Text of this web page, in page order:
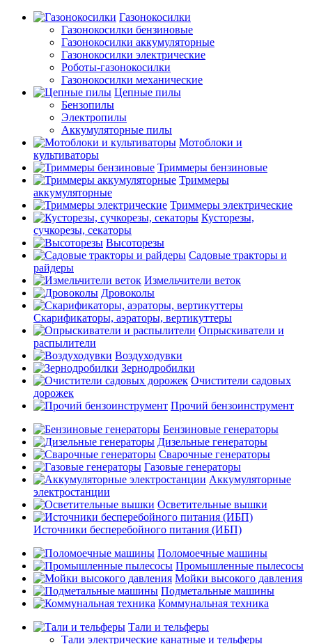
Газонокосилки
Газонокосилки бензиновые
Газонокосилки аккумуляторные
Газонокосилки электрические
Роботы-газонокосилки
Газонокосилки механические
Цепные пилы
Бензопилы
Электропилы
Аккумуляторные пилы
Мотоблоки и
культиваторы
Триммеры бензиновые
Триммеры
аккумуляторные
Триммеры электрические
Кусторезы,
сучкорезы, секаторы
Высоторезы
Садовые тракторы и
райдеры
Измельчители веток
Дровоколы
Скарификаторы, аэраторы, вертикуттеры
Опрыскиватели и
распылители
Воздуходувки
Зернодробилки
Очистители садовых
дорожек
Прочий бензоинструмент
Бензиновые генераторы
Дизельные генераторы
Сварочные генераторы
Газовые генераторы
Аккумуляторные
электростанции
Осветительные вышки
Источники бесперебойного питания (ИБП)
Поломоечные машины
Промышленные пылесосы
Мойки высокого давления
Подметальные машины
Коммунальная техника
Тали и тельферы
Тали электрические канатные и тельферы